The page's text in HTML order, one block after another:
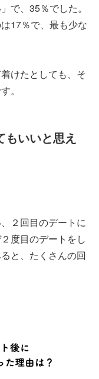
で、35％でした。
17％で、最も少な
けたとしても、そ
。
いいと思え
２回目のデートに
度目のデートをし
と、たくさんの回